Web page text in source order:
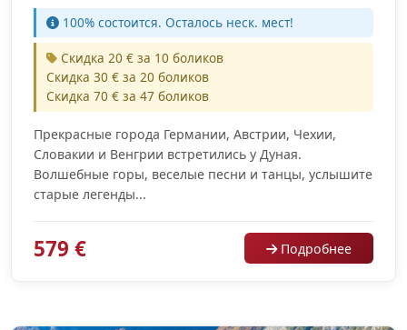
100% cостоится. Осталось неск. мест!
Скидка 20 € за 10 боликов
Скидка 30 € за 20 боликов
Скидка 70 € за 47 боликов
Прекрасные города Германии, Австрии, Чехии,
Словакии и Венгрии встретились у Дуная.
Волшебные горы, веселые песни и танцы, услышите
старые легенды...
579 € Подробнее